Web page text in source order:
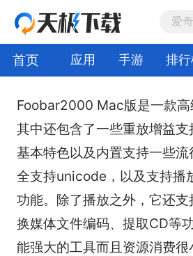
首页 应用 手游 排
Foobar2000 Mac版是一款高
其中还包含了一些重放增益
基本特色以及内置支持一些
全支持unicode，以及支持播
功能。除了播放之外，它还
换媒体文件编码、提取CD等
能强大的工具而且资源消费